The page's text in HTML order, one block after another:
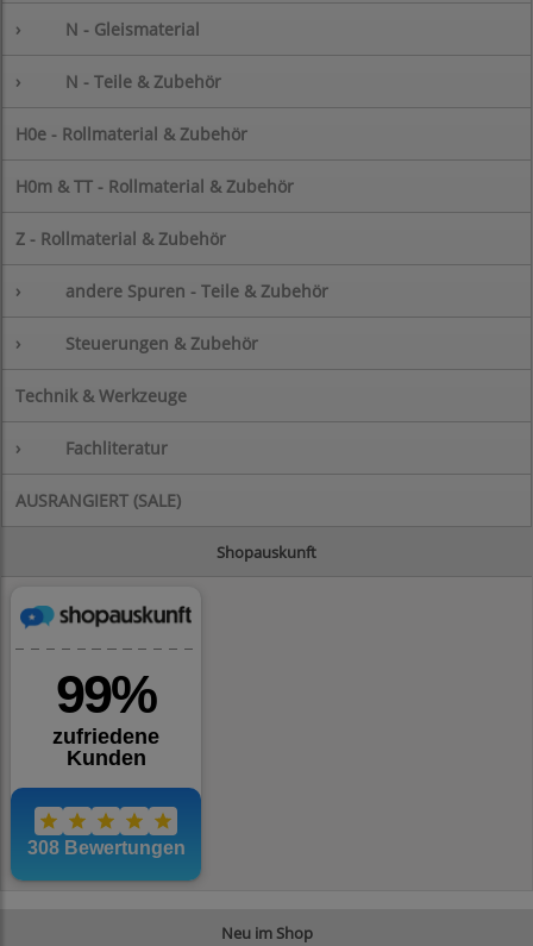
› N - Gleismaterial
› N - Teile & Zubehör
H0e - Rollmaterial & Zubehör
H0m & TT - Rollmaterial & Zubehör
Z - Rollmaterial & Zubehör
› andere Spuren - Teile & Zubehör
› Steuerungen & Zubehör
Technik & Werkzeuge
› Fachliteratur
AUSRANGIERT (SALE)
Shopauskunft
Neu im Shop